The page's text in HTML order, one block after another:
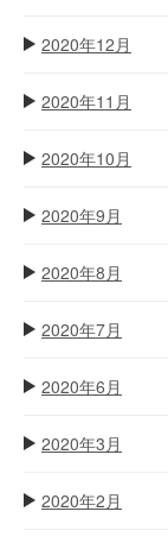
2020年12月
2020年11月
2020年10月
2020年9月
2020年8月
2020年7月
2020年6月
2020年3月
2020年2月